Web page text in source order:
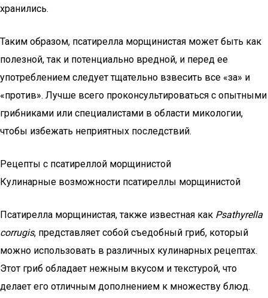
хранились.
Таким образом, псатирелла морщинистая может быть как
полезной, так и потенциально вредной, и перед ее
употреблением следует тщательно взвесить все «за» и
«против». Лучше всего проконсультироваться с опытными
грибниками или специалистами в области микологии,
чтобы избежать неприятных последствий.
Рецепты с псатиреллой морщинистой
Кулинарные возможности псатиреллы морщинистой
Псатирелла морщинистая, также известная как Psathyrella
corrugis, представляет собой съедобный гриб, который
можно использовать в различных кулинарных рецептах.
Этот гриб обладает нежным вкусом и текстурой, что
делает его отличным дополнением к множеству блюд.